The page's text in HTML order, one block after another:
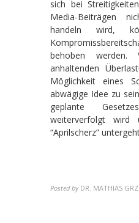
sich bei
Media-Beiträgen
handeln wird,
behoben
anhaltenden
Möglichkeit eines
abwägige Idee zu
geplante
weiterverfolgt
“Aprilscherz”
Posted by DR. MATHIAS